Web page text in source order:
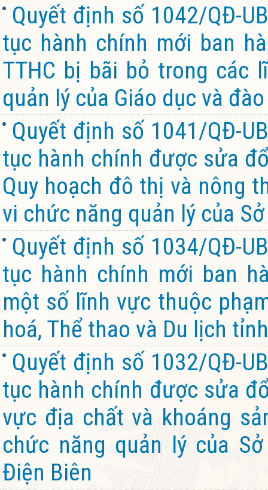
Quyết định số 1042/QĐ-
tục hành chính mới ban
TTHC bị bãi bỏ trong các
quản lý của Giáo dục và
Quyết định số 1041/QĐ-
tục hành chính được sửa
Quy hoạch đô thị và nông
vi chức năng quản lý của
Quyết định số 1034/QĐ-
tục hành chính mới ban
một số lĩnh vực thuộc
hoá, Thể thao và Du lịch
Quyết định số 1032/QĐ-
tục hành chính được sửa
vực địa chất và khoáng
chức năng quản lý của
Điện Biên